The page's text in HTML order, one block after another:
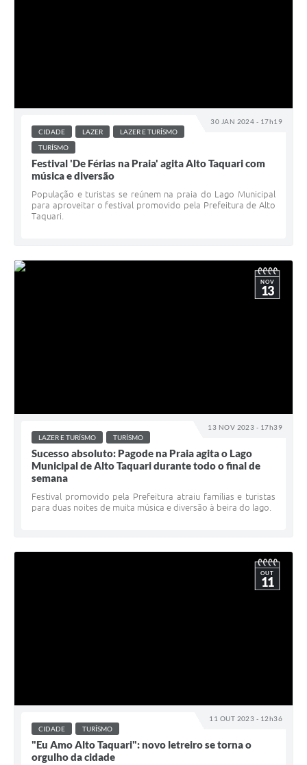
30 JAN 2024 - 17h19
CIDADE LAZER
LAZER E TURÍSMO
TURÍSMO
Festival 'De Férias na Praia' agita Alto Taquari com
música e diversão
População e turistas se reúnem na praia do Lago Municipal
para aproveitar o festival promovido pela Prefeitura de Alto
Taquari.
13 NOV 2023 - 17h39
NOV
13
LAZER E TURÍSMO TURÍSMO
Sucesso absoluto: Pagode na Praia agita o Lago
Municipal de Alto Taquari durante todo o final de
semana
Festival promovido pela Prefeitura atraiu famílias e turistas
para duas noites de muita música e diversão à beira do lago.
11 OUT 2023 - 12h36
OUT
11
CIDADE TURÍSMO
"Eu Amo Alto Taquari": novo letreiro se torna o
orgulho da cidade